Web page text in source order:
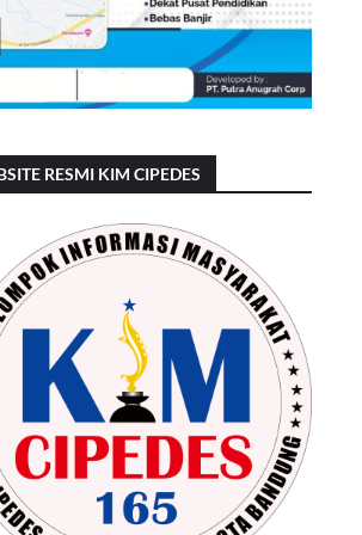
RESMI KIM CIPEDES